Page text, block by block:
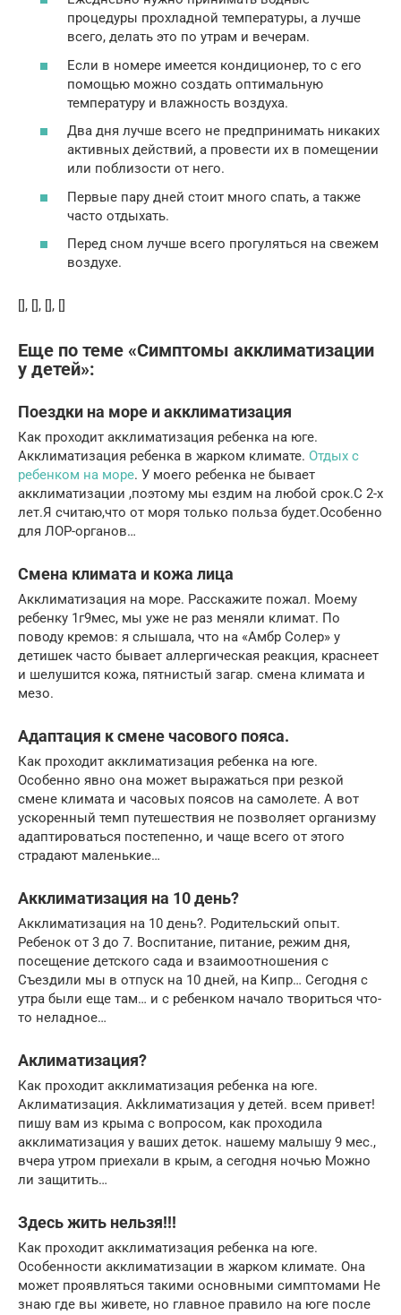
процедуры прохладной температуры, а лучше
всего, делать это по утрам и вечерам.
Если в номере имеется кондиционер, то с его
помощью можно создать оптимальную
температуру и влажность воздуха.
Два дня лучше всего не предпринимать никаких
активных действий, а провести их в помещении
или поблизости от него.
Первые пару дней стоит много спать, а также
часто отдыхать.
Перед сном лучше всего прогуляться на свежем
воздухе.
[], [], [], []
Еще по теме «Симптомы акклиматизации
у детей»:
Поездки на море и акклиматизация
Как проходит акклиматизация ребенка на юге.
Акклиматизация ребенка в жарком климате. Отдых с
ребенком на море. У моего ребенка не бывает
акклиматизации ,поэтому мы ездим на любой срок.С 2-х
лет.Я считаю,что от моря только польза будет.Особенно
для ЛОР-органов…
Смена климата и кожа лица
Акклиматизация на море. Расскажите пожал. Моему
ребенку 1г9мес, мы уже не раз меняли климат. По
поводу кремов: я слышала, что на «Амбр Солер» у
детишек часто бывает аллергическая реакция, краснеет
и шелушится кожа, пятнистый загар. смена климата и
мезо.
Адаптация к смене часового пояса.
Как проходит акклиматизация ребенка на юге.
Особенно явно она может выражаться при резкой
смене климата и часовых поясов на самолете. А вот
ускоренный темп путешествия не позволяет организму
адаптироваться постепенно, и чаще всего от этого
страдают маленькие…
Акклиматизация на 10 день?
Акклиматизация на 10 день?. Родительский опыт.
Ребенок от 3 до 7. Воспитание, питание, режим дня,
посещение детского сада и взаимоотношения с
Съездили мы в отпуск на 10 дней, на Кипр… Сегодня с
утра были еще там… и с ребенком начало твориться что-
то неладное…
Аклиматизация?
Как проходит акклиматизация ребенка на юге.
Аклиматизация. Акkлиматизация у детей. всем привет!
пишу вам из крыма с вопросом, как проходила
акклиматизация у ваших деток. нашему малышу 9 мес.,
вчера утром приехали в крым, а сегодня ночью Можно
ли защитить…
Здесь жить нельзя!!!
Как проходит акклиматизация ребенка на юге.
Особенности акклиматизации в жарком климате. Она
может проявляться такими основными симптомами Не
знаю где вы живете, но главное правило на юге после